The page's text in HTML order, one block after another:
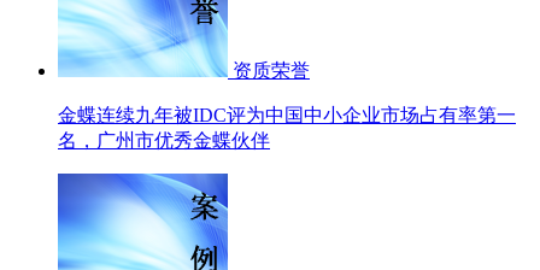
资质荣誉
金蝶连续九年被IDC评为中国中小企业市场占有率第一
名，广州市优秀金蝶伙伴